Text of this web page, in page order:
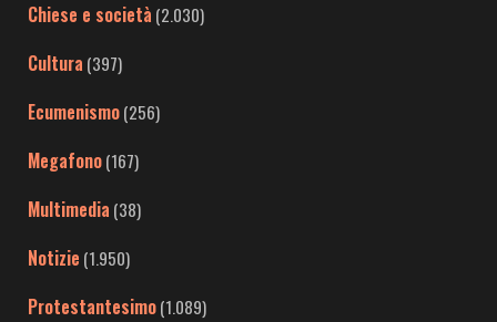
Chiese e società (2.030)
Cultura (397)
Ecumenismo(256)
Megafono(167)
Multimedia (38)
Notizie (1.950)
Protestantesimo(1.089)